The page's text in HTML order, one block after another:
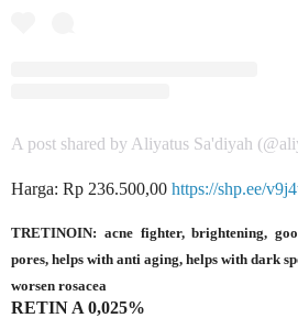
A post shared by Aliyatus Sa'diyah
Harga: Rp 236.500,00 https://shp.ee/
TRETINOIN: acne fighter, brightening,
pores, helps with anti aging, helps with dark
worsen rosacea
RETIN A 0,025%